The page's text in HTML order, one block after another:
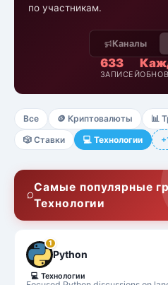
по участникам.
Каналы
633
ЗАПИСЕЙ
Все 🪙 Криптовалюты 📊
🎲 Ставки 💻 Технологии
Самые популярные
Технологии
1
Python
💻 Технологии